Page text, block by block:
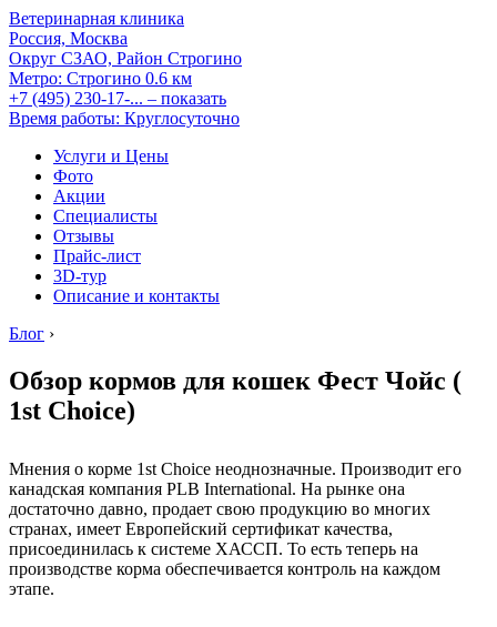
Ветеринарная клиника
Россия, Москва
Округ СЗАО, Район Строгино
Метро: Строгино 0.6 км
+7 (495) 230-17-... – показать
Время работы: Круглосуточно
Услуги и Цены
Фото
Акции
Специалисты
Отзывы
Прайс-лист
3D-тур
Описание и контакты
Блог ›
Обзор кормов для кошек Фест Чойс (
1st Choice)
Мнения о корме 1st Choice неоднозначные. Производит его
канадская компания PLB International. На рынке она
достаточно давно, продает свою продукцию во многих
странах, имеет Европейский сертификат качества,
присоединилась к системе ХАССП. То есть теперь на
производстве корма обеспечивается контроль на каждом
этапе.